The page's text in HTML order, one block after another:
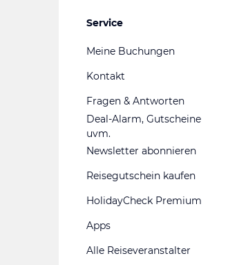
Service
Meine Buchungen
Kontakt
Fragen & Antworten
Deal-Alarm, Gutscheine
uvm.
Newsletter abonnieren
Reisegutschein kaufen
HolidayCheck Premium
Apps
Alle Reiseveranstalter